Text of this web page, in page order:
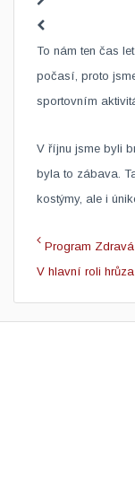
To nám ten čas
počasí, proto
sportovním
V říjnu jsme byli
byla to zábava.
kostýmy, ale i
Program
V hlavní roli